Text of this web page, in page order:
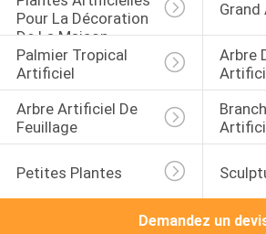
Pour La Décoration
De La Maison
Palmier Tropical
Artificiel
Arbre
Arbre Artificiel De
Feuillage
Petites Plantes
Demandez un